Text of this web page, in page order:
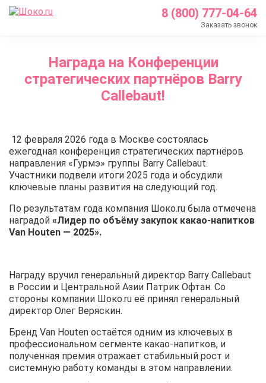
8 (800) 777-04-64
Заказать звонок
О нас
Новости
Награда на Конференции стратегических
Награда на Конференции
стратегических партнёров Barry
Callebaut!
12 февраля 2026 года в Москве состоялась
ежегодная конференция стратегических партнёров
направления «Гурмэ» группы Barry Callebaut.
Участники подвели итоги 2025 года и обсудили
ключевые планы развития на следующий год.
По результатам года компания Шоко.ru была отмечена
наградой «Лидер по объёму закупок какао-напитков
Van Houten — 2025».
Награду вручил генеральный директор Barry Callebaut
в России и Центральной Азии Патрик Офтан. Со
стороны компании Шоко.ru её принял генеральный
директор Олег Веряскин.
Бренд Van Houten остаётся одним из ключевых в
профессиональном сегменте какао-напитков, и
полученная премия отражает стабильный рост и
системную работу команды в этом направлении.